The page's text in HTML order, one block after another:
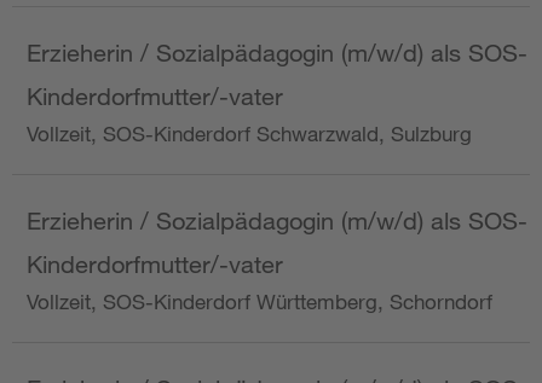
Erzieherin / Sozialpädagogin (m/w/d) als SOS-
Kinderdorfmutter/-vater
Vollzeit, SOS-Kinderdorf Schwarzwald, Sulzburg
Erzieherin / Sozialpädagogin (m/w/d) als SOS-
Kinderdorfmutter/-vater
Vollzeit, SOS-Kinderdorf Württemberg, Schorndorf